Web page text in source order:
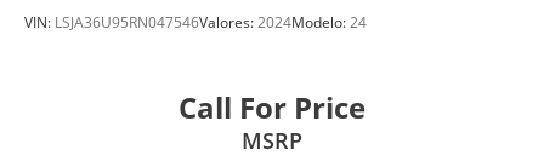
VIN: LSJA36U95RN047546Valores:2024Modelo:24
Call For Price
MSRP